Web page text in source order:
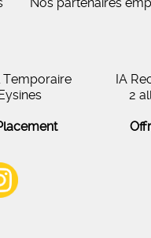
Temporaire
IA
2